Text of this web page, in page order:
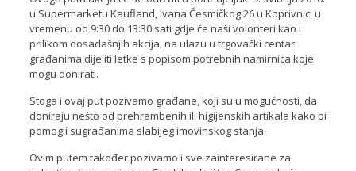
u Supermarketu Kaufland, Ivana Česmičkog 26 u Koprivnici u
vremenu od 9:30 do 13:30 sati gdje će naši volonteri kao i
prilikom dosadašnjih akcija, na ulazu u trgovački centar
građanima dijeliti letke s popisom potrebnih namirnica koje
mogu donirati.
Stoga i ovaj put pozivamo građane, koji su u mogućnosti, da
doniraju nešto od prehrambenih ili higijenskih artikala kako bi
pomogli sugrađanima slabijeg imovinskog stanja.
Ovim putem također pozivamo i sve zainteresirane za